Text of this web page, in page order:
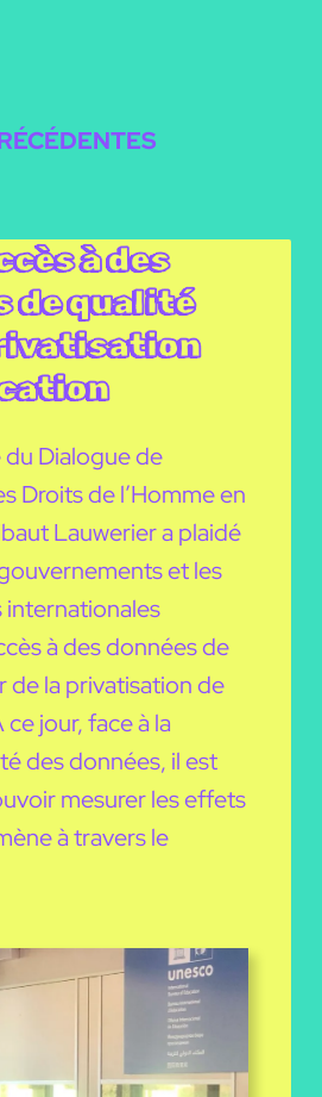
à des
de qualité
du Dialogue de
Droits de l’Homme en
Lauwerier a plaidé
et les
à des données de
de la privatisation de
ce jour, face à la
des données, il est
mesurer les effets
à travers le